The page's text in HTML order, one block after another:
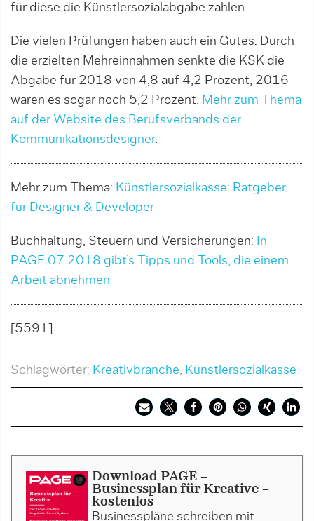
für diese die Künstlersozialabgabe zahlen.
Die vielen Prüfungen haben auch ein Gutes: Durch
die erzielten Mehreinnahmen senkte die KSK die
Abgabe für 2018 von 4,8 auf 4,2 Prozent, 2016
waren es sogar noch 5,2 Prozent.
Mehr zum Thema
auf der Web­site des Berufsverbands der
Kommunikationsdesig­ner.
Mehr zum Thema: Künstlersozialkasse: Ratgeber
für Designer & Developer
Buchhaltung, Steuern und Versicherungen:
In
PAGE 07.2018 gibt’s Tipps und Tools, die einem
Arbeit abnehmen
[5591]
Schlagwörter: Kreativbranche Künstlersozialkasse
Download PAGE -
Businessplan für Kreative -
kostenlos
Businesspläne schreiben mit